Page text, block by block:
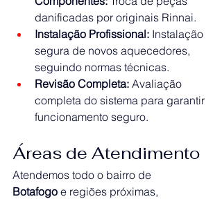
danificadas por originais Rinnai.
Instalação Profissional: Instalação
segura de novos aquecedores,
seguindo normas técnicas.
Revisão Completa: Avaliação
completa do sistema para garantir
funcionamento seguro.
Áreas de Atendimento
Atendemos todo o bairro de
Botafogo e regiões próximas,